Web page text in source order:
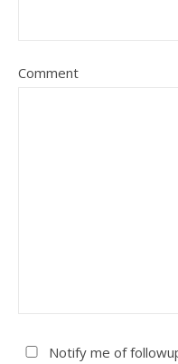
Comment
Notify me of